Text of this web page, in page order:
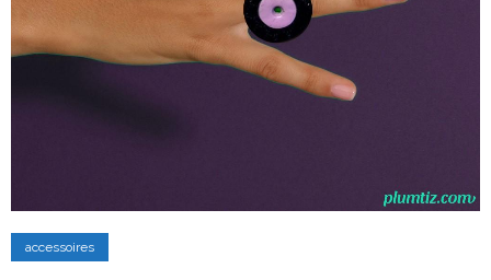
accessoires